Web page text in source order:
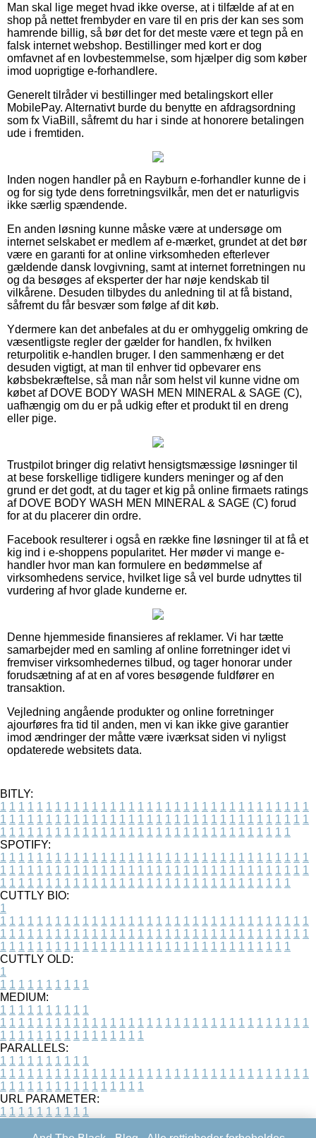
Man skal lige meget hvad ikke overse, at i tilfælde af at en
shop på nettet frembyder en vare til en pris der kan ses som
hamrende billig, så bør det for det meste være et tegn på en
falsk internet webshop. Bestillinger med kort er dog
omfavnet af en lovbestemmelse, som hjælper dig som køber
imod uoprigtige e-forhandlere.
Generelt tilråder vi bestillinger med betalingskort eller
MobilePay. Alternativt burde du benytte en afdragsordning
som fx ViaBill, såfremt du har i sinde at honorere betalingen
ude i fremtiden.
Inden nogen handler på en Rayburn e-forhandler kunne de i
og for sig tyde dens forretningsvilkår, men det er naturligvis
ikke særlig spændende.
En anden løsning kunne måske være at undersøge om
internet selskabet er medlem af e-mærket, grundet at det bør
være en garanti for at online virksomheden efterlever
gældende dansk lovgivning, samt at internet forretningen nu
og da besøges af eksperter der har nøje kendskab til
vilkårene. Desuden tilbydes du anledning til at få bistand,
såfremt du får besvær som følge af dit køb.
Ydermere kan det anbefales at du er omhyggelig omkring de
væsentligste regler der gælder for handlen, fx hvilken
returpolitik e-handlen bruger. I den sammenhæng er det
desuden vigtigt, at man til enhver tid opbevarer ens
købsbekræftelse, så man når som helst vil kunne vidne om
købet af DOVE BODY WASH MEN MINERAL & SAGE (C),
uafhængig om du er på udkig efter et produkt til en dreng
eller pige.
Trustpilot bringer dig relativt hensigtsmæssige løsninger til
at bese forskellige tidligere kunders meninger og af den
grund er det godt, at du tager et kig på online firmaets ratings
af DOVE BODY WASH MEN MINERAL & SAGE (C) forud
for at du placerer din ordre.
Facebook resulterer i også en række fine løsninger til at få et
kig ind i e-shoppens popularitet. Her møder vi mange e-
handler hvor man kan formulere en bedømmelse af
virksomhedens service, hvilket lige så vel burde udnyttes til
vurdering af hvor glade kunderne er.
Denne hjemmeside finansieres af reklamer. Vi har tætte
samarbejder med en samling af online forretninger idet vi
fremviser virksomhedernes tilbud, og tager honorar under
forudsætning af at en af vores besøgende fuldfører en
transaktion.
Vejledning angående produkter og online forretninger
ajourføres fra tid til anden, men vi kan ikke give garantier
imod ændringer der måtte være iværksat siden vi nyligst
opdaterede websitets data.
BITLY:
1 1 1 1 1 1 1 1 1 1 1 1 1 1 1 1 1 1 1 1 1 1 1 1 1 1 1 1 1 1 1 1 1 1
1 1 1 1 1 1 1 1 1 1 1 1 1 1 1 1 1 1 1 1 1 1 1 1 1 1 1 1 1 1 1 1 1 1
1 1 1 1 1 1 1 1 1 1 1 1 1 1 1 1 1 1 1 1 1 1 1 1 1 1 1 1 1 1 1 1
SPOTIFY:
1 1 1 1 1 1 1 1 1 1 1 1 1 1 1 1 1 1 1 1 1 1 1 1 1 1 1 1 1 1 1 1 1 1
1 1 1 1 1 1 1 1 1 1 1 1 1 1 1 1 1 1 1 1 1 1 1 1 1 1 1 1 1 1 1 1 1 1
1 1 1 1 1 1 1 1 1 1 1 1 1 1 1 1 1 1 1 1 1 1 1 1 1 1 1 1 1 1 1 1
CUTTLY BIO:
1
1 1 1 1 1 1 1 1 1 1 1 1 1 1 1 1 1 1 1 1 1 1 1 1 1 1 1 1 1 1 1 1 1 1
1 1 1 1 1 1 1 1 1 1 1 1 1 1 1 1 1 1 1 1 1 1 1 1 1 1 1 1 1 1 1 1 1 1
1 1 1 1 1 1 1 1 1 1 1 1 1 1 1 1 1 1 1 1 1 1 1 1 1 1 1 1 1 1 1 1
CUTTLY OLD:
1
1 1 1 1 1 1 1 1 1 1
MEDIUM:
1 1 1 1 1 1 1 1 1 1
1 1 1 1 1 1 1 1 1 1 1 1 1 1 1 1 1 1 1 1 1 1 1 1 1 1 1 1 1 1 1 1 1 1
1 1 1 1 1 1 1 1 1 1 1 1 1 1 1 1
PARALLELS:
1 1 1 1 1 1 1 1 1 1
1 1 1 1 1 1 1 1 1 1 1 1 1 1 1 1 1 1 1 1 1 1 1 1 1 1 1 1 1 1 1 1 1 1
1 1 1 1 1 1 1 1 1 1 1 1 1 1 1 1
URL PARAMETER:
1 1 1 1 1 1 1 1 1 1